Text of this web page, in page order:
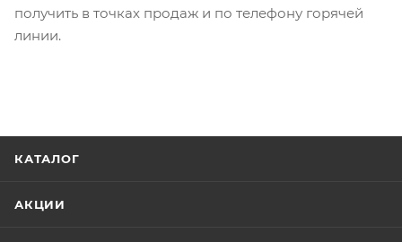
получить в точках продаж и по телефону горячей
линии.
КАТАЛОГ
АКЦИИ